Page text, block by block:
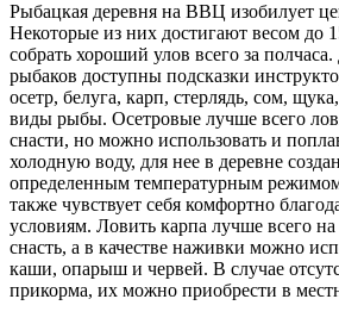
Рыбацкая деревня на ВВЦ изобилует
Некоторые из них достигают весом до
собрать хороший улов всего за
рыбаков доступны подсказки
осетр, белуга, карп, стерлядь, сом,
виды рыбы. Осетровые лучше всего
снасти, но можно использовать и
холодную воду, для нее в деревне
определенным температурным
также чувствует себя комфортно
условиям. Ловить карпа лучше всего
снасть, а в качестве наживки можно
каши, опарыш и червей. В случае
прикорма, их можно приобрести в